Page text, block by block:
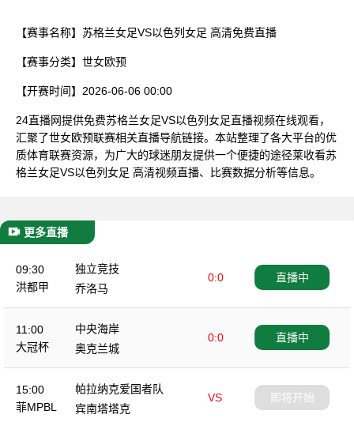
【赛事名称】 苏格兰女足VS以色列女足 高清免费直播
【赛事分类】 世女欧预
【开赛时间】 2026-06-06 00:00
24直播网提供免费苏格兰女足VS以色列女足直播视频在线观看，
汇聚了世女欧预联赛相关直播导航链接。本站整理了各大平台的优
质体育联赛资源，为广大的球迷朋友提供一个便捷的途径莱收看苏
格兰女足VS以色列女足 高清视频直播、比赛数据分析等信息。
更多直播
09:30
洪都甲
独立竞技
0:0
乔洛马
直播中
11:00
大冠杯
中央海岸
0:0
奥克兰城
直播中
15:00
菲MPBL
帕拉纳克爱国者队
VS
宾南塔塔克
即将开始